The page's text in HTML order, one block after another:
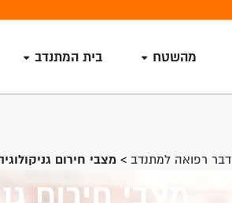
מהשטח בית המתנדב
דבר רפואה למתנדב > מצבי חירום